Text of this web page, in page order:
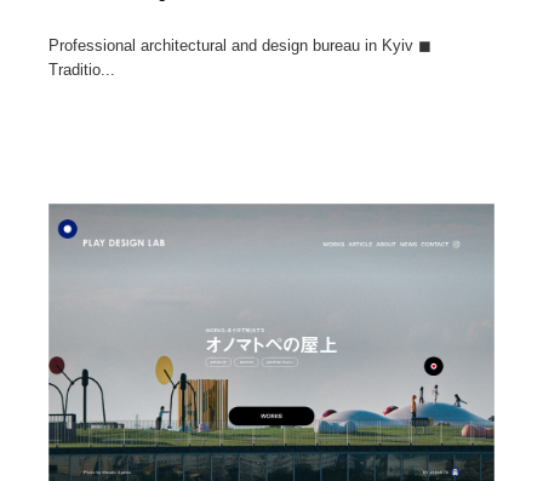
Professional architectural and design bureau in Kyiv ◼
Traditio...